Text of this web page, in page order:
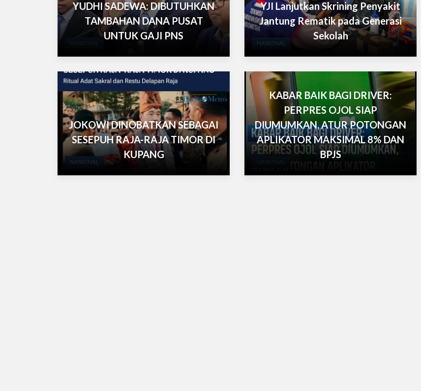
NASIONAL
YUDHI SADEWA: DIBUTUHKAN
TAMBAHAN DANA PUSAT
UNTUK GAJI PNS
NASIONAL
YJI Lanjutkan Skrining Penyakit
Jantung Rematik pada Generasi
Sekolah
NASIONAL
JOKOWI DINOBATKAN SEBAGAI
SESEPUH RAJA-RAJA TIMOR DI
KUPANG
NASIONAL
KABAR BAIK BAGI DRIVER:
PERPRES OJOL SIAP
DIUMUMKAN, ATUR POTONGAN
APLIKATOR MAKSIMAL 8% DAN
BPJS